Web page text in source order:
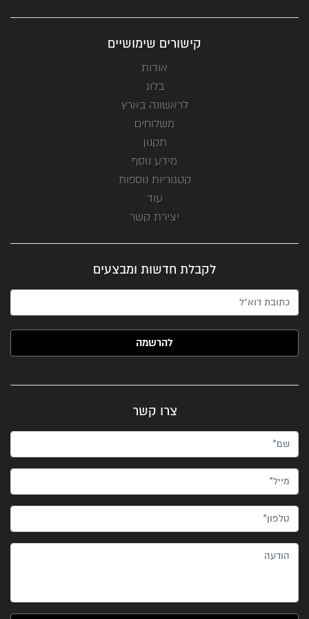
קישורים שימושיים
אודות
בלוג
לראשונה בארץ
משלוחים
תקנון
מידע נוסף
קטגוריות נוספות
עוד
יצירת קשר
לקבלת חדשות ומבצעים
האימייל שלך (חובה)
צרו קשר